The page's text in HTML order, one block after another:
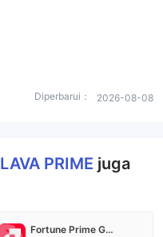
Diperbarui： 2026-08-08
LAVA PRIME juga
Fortune Prime Global